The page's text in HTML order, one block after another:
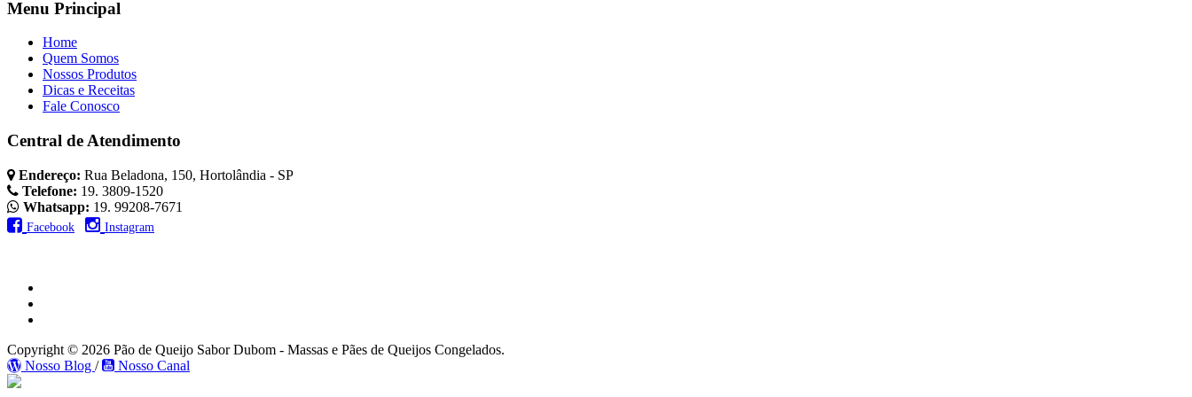
Menu Principal
Home
Quem Somos
Nossos Produtos
Dicas e Receitas
Fale Conosco
Central de Atendimento
Endereço: Rua Beladona, 150, Hortolândia - SP
Telefone: 19. 3809-1520
Whatsapp: 19. 99208-7671
Facebook Instagram
Copyright © 2026 Pão de Queijo Sabor Dubom - Massas e Pães de Queijos Congelados.
Nosso Blog / Nosso Canal